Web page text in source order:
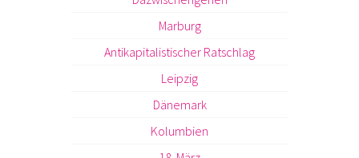
Marburg
Antikapitalistischer Ratschlag
Leipzig
Dänemark
Kolumbien